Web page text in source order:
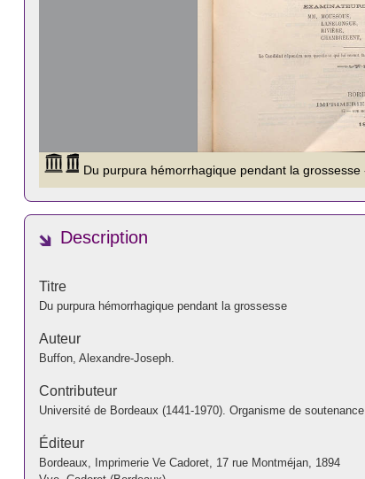
Description
Titre
Du purpura hémorrhagique pendant la grossesse
Auteur
Buffon, Alexandre-Joseph.
Contributeur
Université de Bordeaux (1441-1970). Organisme de soutenance
Éditeur
Bordeaux, Imprimerie Ve Cadoret, 17 rue Montméjan, 1894